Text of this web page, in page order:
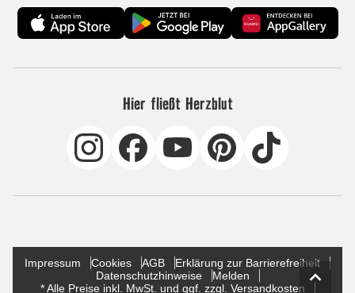
Hier fließt Herzblut
Impressum Cookies AGB
Erklärung zur Barrierefreiheit
Datenschutzhinweise
Melden
* Alle Preise inkl. MwSt. und ggf. zzgl. Versandkosten